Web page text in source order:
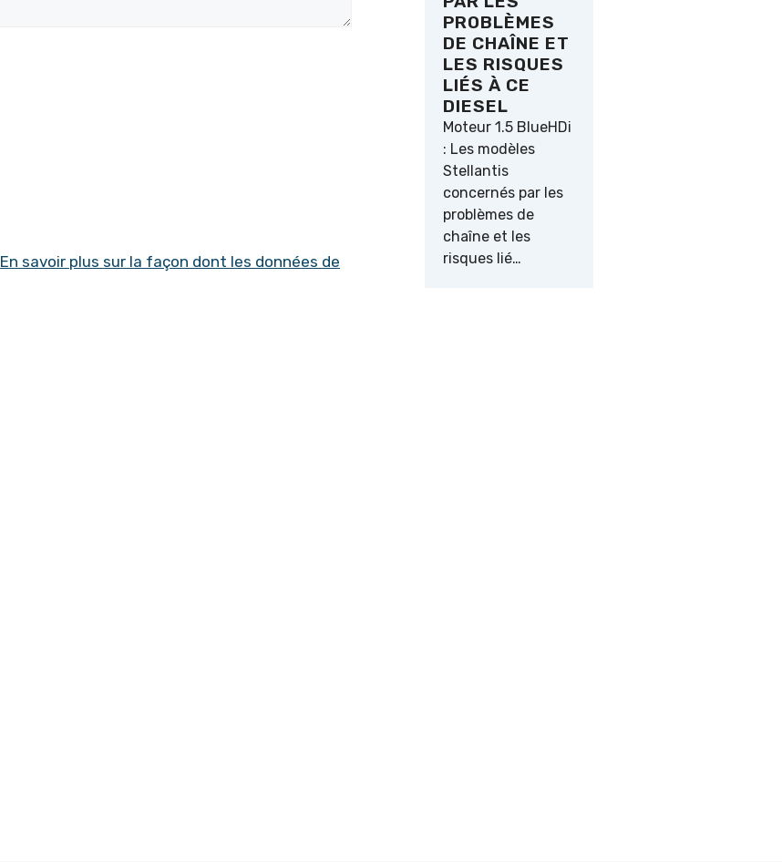
En savoir plus sur la façon dont les données de
PROBLÈMES
DE CHAÎNE ET
LES RISQUES
LIÉS À CE
DIESEL
Moteur 1.5 BlueHDi
: Les modèles
Stellantis
concernés par les
problèmes de
chaîne et les
risques lié…